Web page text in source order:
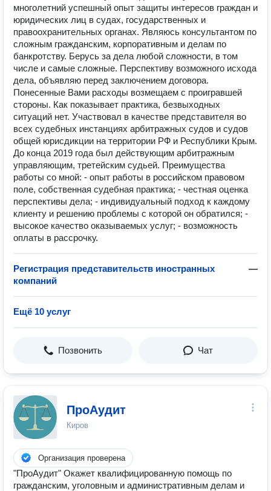
многолетний успешный опыт защиты интересов граждан и
юридических лиц в судах, государственных и
правоохранительных органах. Являюсь консультантом по
сложным гражданским, корпоративным и делам по
банкротству. Берусь за дела любой сложности, в том
числе и самые сложные. Перспективу возможного исхода
дела, объявляю перед заключением договора.
Понесенные Вами расходы возмещаем с проигравшей
стороны. Как показывает практика, безвыходных
ситуаций нет. Участвовал в качестве представителя во
всех судебных инстанциях арбитражных судов и судов
общей юрисдикции на территории РФ и Республики Крым.
До конца 2019 года был действующим арбитражным
управляющим, третейским судьей. Преимущества
работы со мной: - опыт работы в российском правовом
поле, собственная судебная практика; - честная оценка
перспективы дела; - индивидуальный подход к каждому
клиенту и решению проблемы с которой он обратился; -
высокое качество оказываемых услуг; - возможность
оплаты в рассрочку.
Регистрация представительств иностранных
компаний
—
Ещё 10 услуг
Позвонить Чат
ПроАудит
Киров
Организация проверена
"ПроАудит" Окажет квалифицированную помощь по
гражданским, уголовным и административным делам и